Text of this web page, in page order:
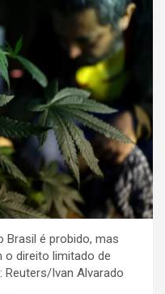
Brasil é probido, mas
o direito limitado de
Ivan Alvarado